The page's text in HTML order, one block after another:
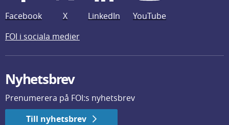
Facebook X LinkedIn
YouTube
FOI i sociala medier
Nyhetsbrev
Prenumerera på FOI:s nyhetsbrev
Till nyhetsbrev